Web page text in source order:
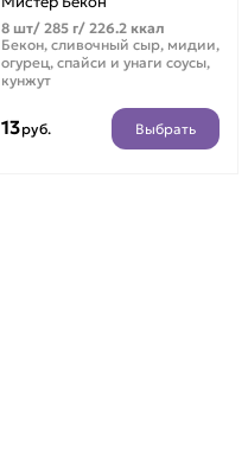
8 шт/ 285 г/ 226.2 ккал
Бекон, сливочный сыр, мидии,
огурец, спайси и унаги соусы,
кунжут
13руб. Выбрать